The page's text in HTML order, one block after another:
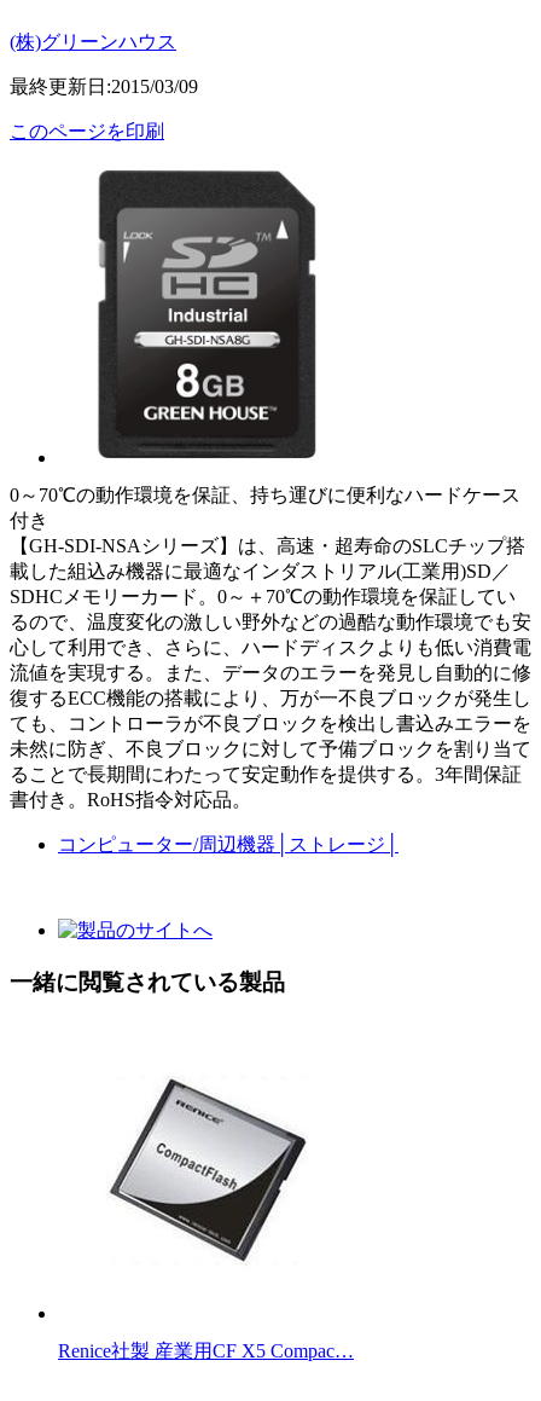
(株)グリーンハウス
最終更新日:2015/03/09
このページを印刷
0～70℃の動作環境を保証、持ち運びに便利なハードケース
付き
【GH-SDI-NSAシリーズ】は、高速・超寿命のSLCチップ搭
載した組込み機器に最適なインダストリアル(工業用)SD／
SDHCメモリーカード。0～＋70℃の動作環境を保証してい
るので、温度変化の激しい野外などの過酷な動作環境でも安
心して利用でき、さらに、ハードディスクよりも低い消費電
流値を実現する。また、データのエラーを発見し自動的に修
復するECC機能の搭載により、万が一不良ブロックが発生し
ても、コントローラが不良ブロックを検出し書込みエラーを
未然に防ぎ、不良ブロックに対して予備ブロックを割り当て
ることで長期間にわたって安定動作を提供する。3年間保証
書付き。RoHS指令対応品。
コンピューター/周辺機器 ストレージ
一緒に閲覧されている製品
Renice社製 産業用CF X5 Compac…